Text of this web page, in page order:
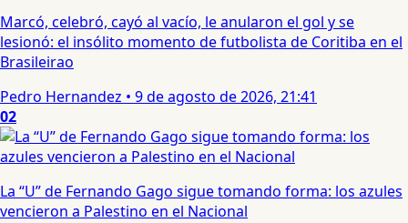
Marcó, celebró, cayó al vacío, le anularon el gol y se
lesionó: el insólito momento de futbolista de Coritiba en el
Brasileirao
Pedro Hernandez • 9 de agosto de 2026, 21:41
02
La “U” de Fernando Gago sigue tomando forma: los azules
vencieron a Palestino en el Nacional